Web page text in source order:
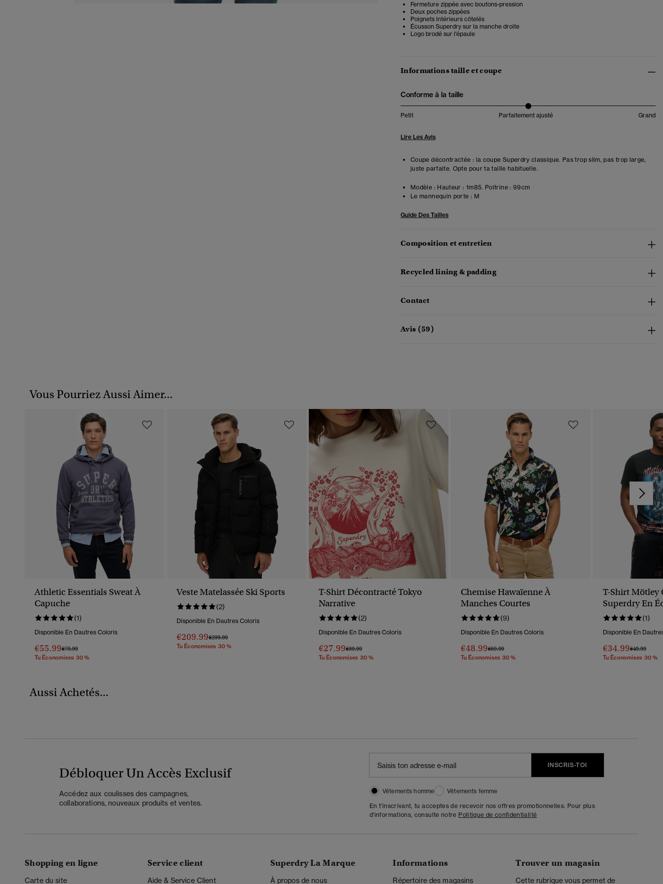
Fermeture zippée avec boutons-pression
Deux poches zippées
Poignets intérieurs côtelés
Écusson Superdry sur la manche droite
Logo brodé sur l'épaule
Informations taille et coupe
Conforme à la taille
Petit Parfaitement ajusté Grand
Lire Les Avis
Coupe décontractée : la coupe Superdry classique. Pas trop slim, pas trop large,
juste parfaite. Opte pour ta taille habituelle.
Modèle : Hauteur : 1m85. Poitrine : 99cm
Le mannequin porte : M
Guide Des Tailles
Composition et entretien
Recycled lining & padding
Contact
Avis (59)
Vous Pourriez Aussi Aimer...
Athletic Essentials Sweat À
Capuche
(1)
Disponible En Dautres Coloris
€55.99Prix Réduit De
€79.99À
Tu Économises 30 %
Veste Matelassée Ski Sports
(2)
Disponible En Dautres Coloris
€209.99Prix Réduit De
€299.99À
Tu Économises 30 %
T-Shirt Décontracté Tokyo
Narrative
(2)
Disponible En Dautres Coloris
€27.99Prix Réduit De
€39.99À
Tu Économises 30 %
Chemise Hawaïenne À
Manches Courtes
(9)
Disponible En Dautres Coloris
€48.99Prix Réduit De
€69.99À
Tu Économises 30 %
T-Shirt Mötley
Superdry En
(1)
Disponible En
€34.99Prix Réduit
€49.99À
Tu Économises 30 %
Aussi Achetés...
Débloquer Un Accès Exclusif
Accédez aux coulisses des campagnes,
collaborations, nouveaux produits et ventes.
INSCRIS-TOI
Vêtements homme
Vêtements femme
En t'inscrivant, tu acceptes de recevoir nos offres promotionnelles. Pour plus
d'informations, consulte notre Politique de confidentialité
Shopping en ligne
Carte du site
Service client
Aide & Service Client
Superdry La Marque
À propos de nous
Informations
Répertoire des magasins
Trouver un magasin
Cette rubrique vous permet de